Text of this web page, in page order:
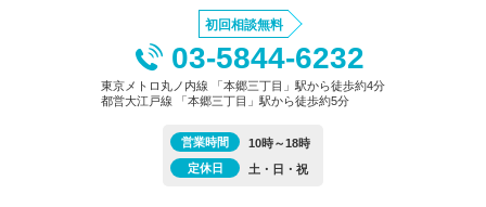
初回相談無料
03-5844-6232
東京メトロ丸ノ内線 「本郷三丁目」駅から徒歩約4分
都営大江戸線 「本郷三丁目」駅から徒歩約5分
営業時間
10時～18時
定休日
土・日・祝